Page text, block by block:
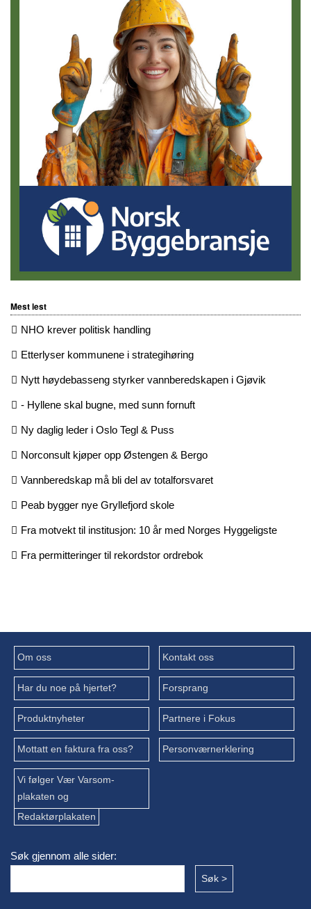
Mest lest
NHO krever politisk handling
Etterlyser kommunene i strategihøring
Nytt høydebasseng styrker vannberedskapen i Gjøvik
- Hyllene skal bugne, med sunn fornuft
Ny daglig leder i Oslo Tegl & Puss
Norconsult kjøper opp Østengen & Bergo
Vannberedskap må bli del av totalforsvaret
Peab bygger nye Gryllefjord skole
Fra motvekt til institusjon: 10 år med Norges Hyggeligste
Fra permitteringer til rekordstor ordrebok
Om oss Kontakt oss
Har du noe på hjertet? Forsprang
Produktnyheter Partnere i Fokus
Mottatt en faktura fra oss? Personværnerklering
Vi følger Vær Varsom-
plakaten og
Redaktørplakaten
Søk gjennom alle sider: